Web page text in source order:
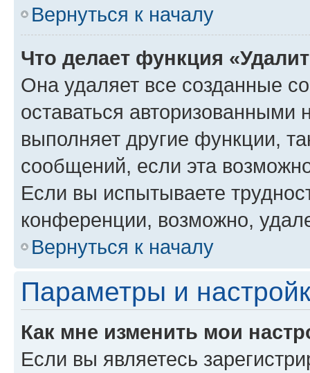
Вернуться к началу
Что делает функция
Она удаляет все созданные
оставаться авторизованными
выполняет другие функции,
сообщений, если эта
Если вы испытываете
конференции, возможно,
Вернуться к началу
Параметры и
Как мне изменить мои
Если вы являетесь